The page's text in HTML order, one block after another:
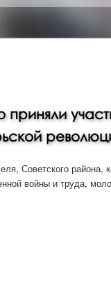
приняли
Советского района,
войны и труда,